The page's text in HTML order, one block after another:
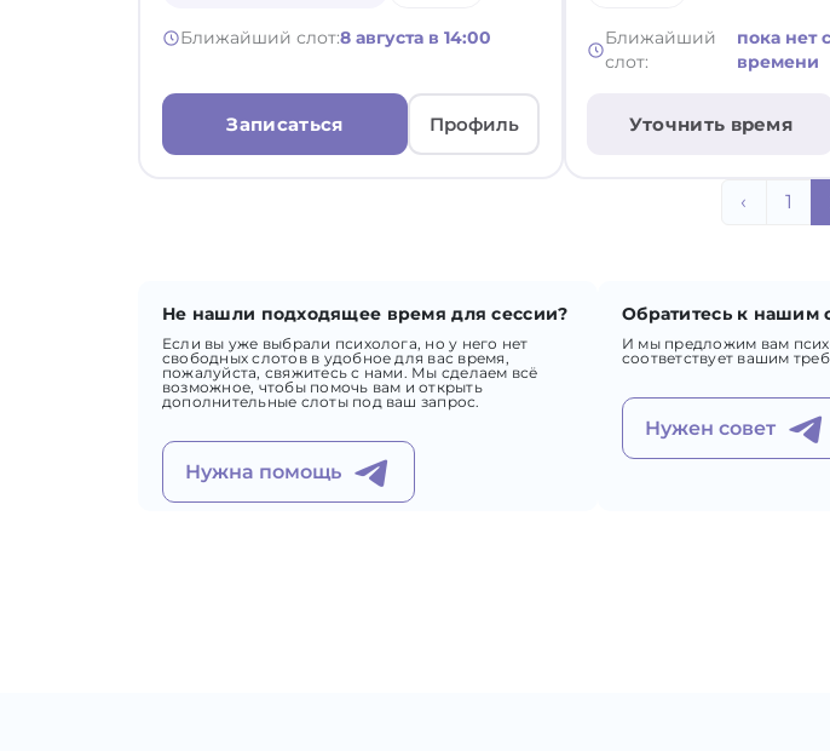
Ближайший слот:8 августа в 14:00
Записаться Профиль
Ближайший
слот:
пока нет
времени
Уточнить время
‹ 1
Не нашли подходящее время для сессии?
Если вы уже выбрали психолога, но у него нет
свободных слотов в удобное для вас время,
пожалуйста, свяжитесь с нами. Мы сделаем всё
возможное, чтобы помочь вам и открыть
дополнительные слоты под ваш запрос.
Нужна помощь
Обратитесь к нашим
И мы предложим вам
соответствует вашим
Нужен совет